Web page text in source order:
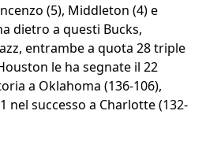
(5), Middleton (4) e
dietro a questi Bucks,
entrambe a quota 28 triple
le ha segnate il 22
a Oklahoma (136-106),
nel successo a Charlotte (132-